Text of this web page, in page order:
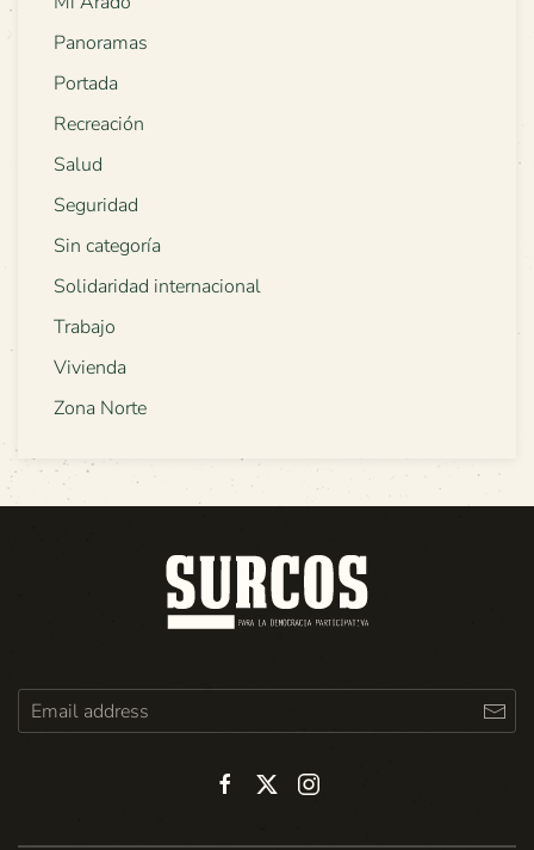
Panoramas
Portada
Recreación
Salud
Seguridad
Sin categoría
Solidaridad internacional
Trabajo
Vivienda
Zona Norte